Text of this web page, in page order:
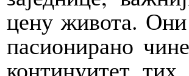
цену живота.
пасионирано
континуитет